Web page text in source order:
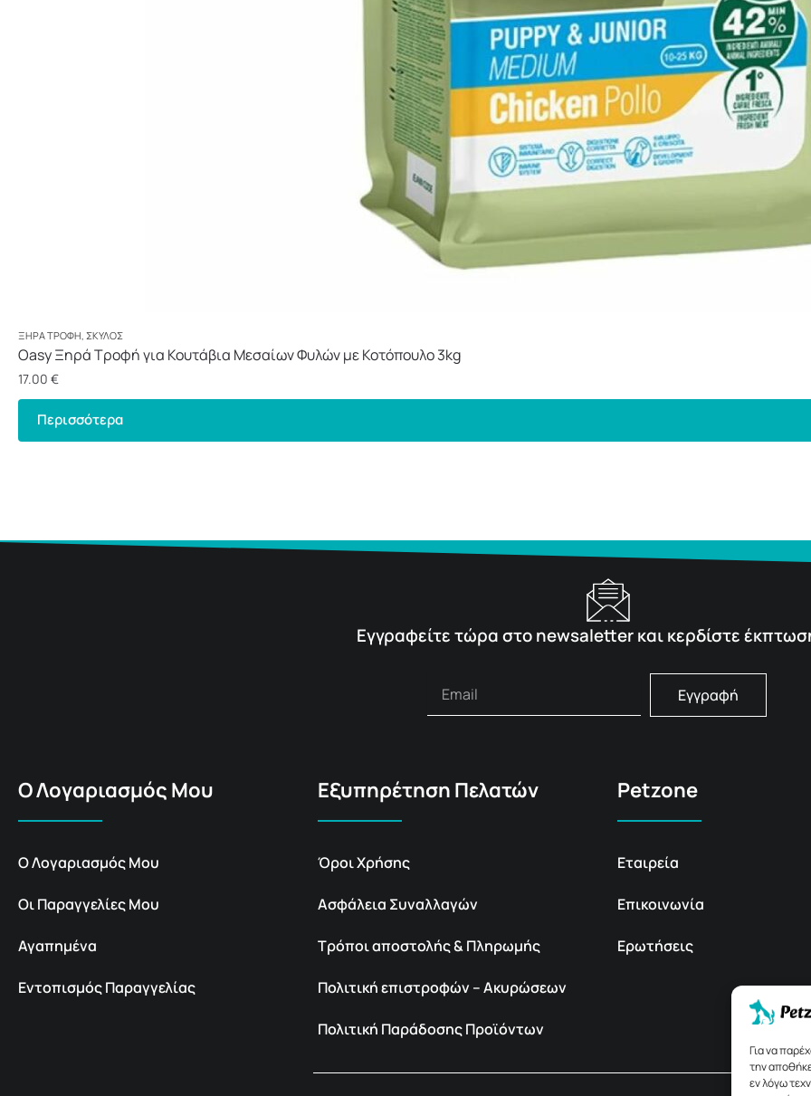
Για να
την
εν λόγω
ΞΗΡΆ ΤΡΟΦΉ, ΣΚΎΛΟΣ
Oasy Ξηρά Τροφή για Κουτάβια Μεσαίων Φυλών με Κοτόπουλο 3kg
17.00 €
Περισσότερα
Εγγραφείτε τώρα στο newsaletter και κερδίστε
Εγγραφή
Ο Λογαριασμός Μου
Ο Λογαριασμός Μου
Οι Παραγγελίες Μου
Αγαπημένα
Εντοπισμός Παραγγελίας
Εξυπηρέτηση Πελατών
Όροι Χρήσης
Ασφάλεια Συναλλαγών
Τρόποι αποστολής & Πληρωμής
Πολιτική επιστροφών – Ακυρώσεων
Πολιτική Παράδοσης Προϊόντων
Petzone
Εταιρεία
Επικοινωνία
Ερωτήσεις